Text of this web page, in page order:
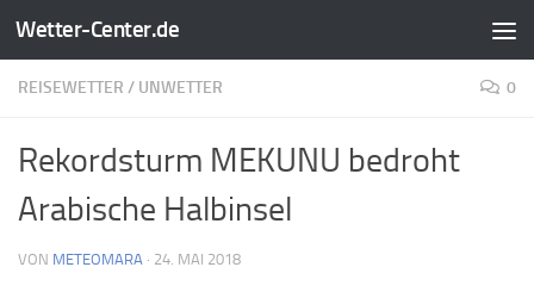
Zum Inhalt springen
Wetter-Center.de
REISEWETTER / UNWETTER 0
Rekordsturm MEKUNU bedroht
Arabische Halbinsel
VON METEOMARA · 24. MAI 2018